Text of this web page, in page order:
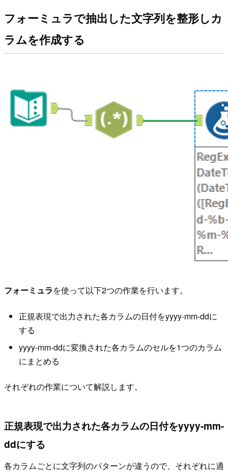
フォーミュラで抽出した文字列を整形しカ
ラムを作成する
フォーミュラを使って以下2つの作業を行います。
正規表現で出力された各カラムの日付をyyyy-mm-ddに
する
yyyy-mm-ddに変換された各カラムのセルを1つのカラム
にまとめる
それぞれの作業について解説します。
正規表現で出力された各カラムの日付をyyyy-mm-
ddにする
各カラムごとに文字列のパターンが違うので、それぞれに適